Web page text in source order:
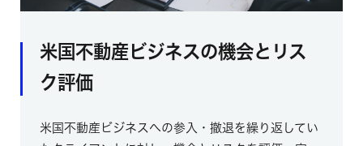
米国不動産ビジネスの機会とリス
ク評価
米国不動産ビジネスへの参入・撤退を繰り返してい